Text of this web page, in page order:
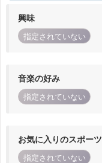
興味
指定されていない
音楽の好み
指定されていない
お気に入りのスポーツ
指定されていない